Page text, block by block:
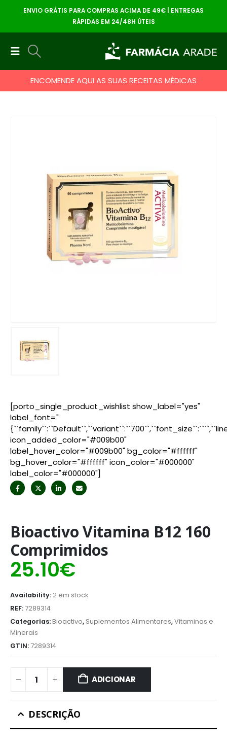
ENVIO GRÁTIS PARA COMPRAS ACIMA DE 49€ | ENTREGAS
RÁPIDAS EM 24/48H ÚTEIS
ENCOMENDE AQUI AS SUAS RECEITAS MÉDICAS
[porto_single_product_wishlist show_label="yes"
label_font="
icon_added_color="#009b00"
label_hover_color="#009b00" bg_color="#ffffff"
bg_hover_color="#ffffff" icon_color="#000000"
label_color="#000000"]
Bioactivo Vitamina B12 160
Comprimidos
25.10€
Availability:2 em stock
REF: 7289314
Categorias:Bioactivo, Suplementos Alimentares,Vitaminas e
Minerais
GTIN: 7289314
ADICIONAR
DESCRIÇÃO